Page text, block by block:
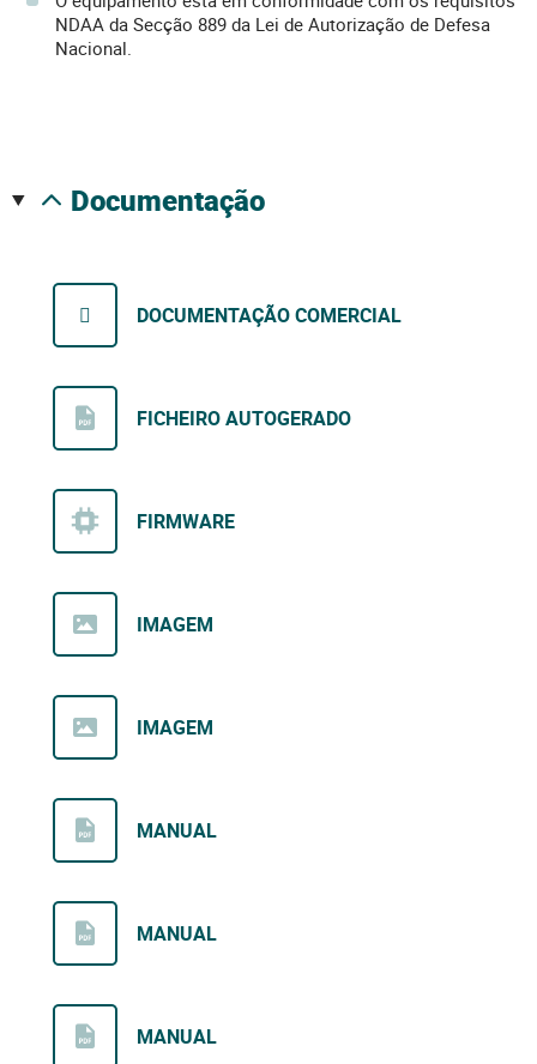
NDAA da Secção 889 da Lei de Autorização de Defesa
Nacional.
documentação
DOCUMENTAÇÃO COMERCIAL
FICHEIRO AUTOGERADO
FIRMWARE
IMAGEM
IMAGEM
MANUAL
MANUAL
MANUAL